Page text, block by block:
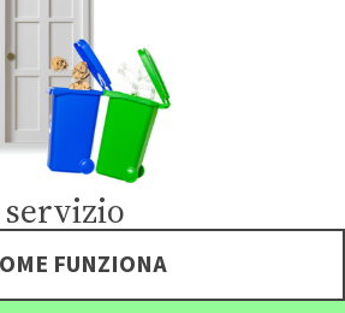
FUNZIONA